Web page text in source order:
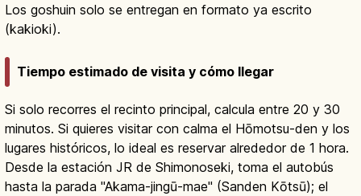
Los goshuin solo se entregan en formato ya escrito
(kakioki).
Tiempo estimado de visita y cómo llegar
Si solo recorres el recinto principal, calcula entre 20 y 30
minutos. Si quieres visitar con calma el Hōmotsu-den y los
lugares históricos, lo ideal es reservar alrededor de 1 hora.
Desde la estación JR de Shimonoseki, toma el autobús
hasta la parada "Akama-jingū-mae" (Sanden Kōtsū); el